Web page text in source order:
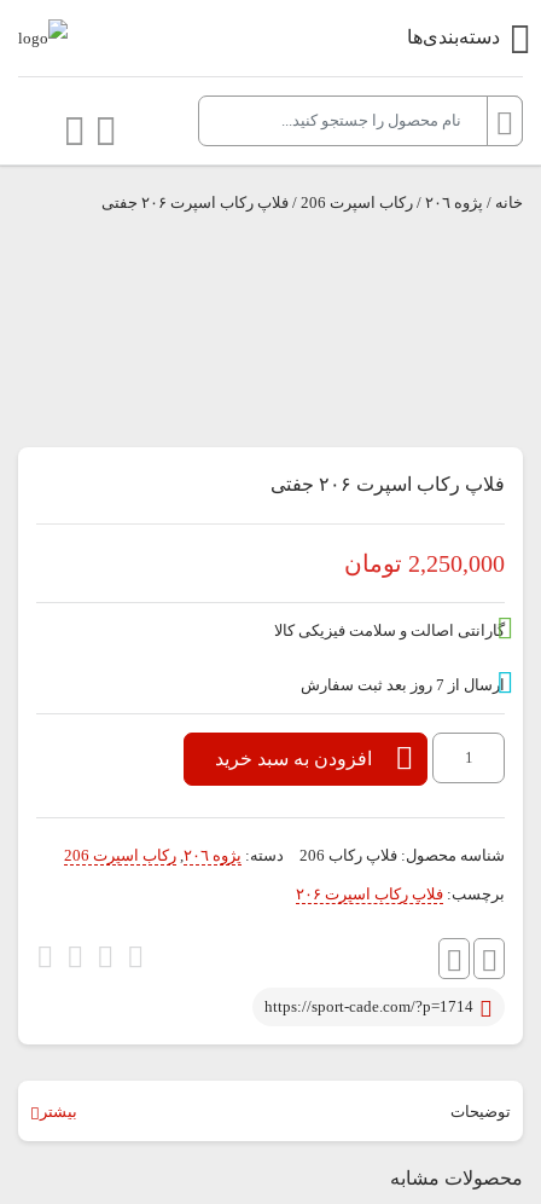
دسته‌بندی‌ها
خانه / پژوه ٢٠٦ / ركاب اسپرت 206 / فلاپ رکاب اسپرت ۲۰۶ جفتی
فلاپ رکاب اسپرت ۲۰۶ جفتی
2,250,000 تومان
گارانتی اصالت و سلامت فیزیکی کالا
ارسال از 7 روز بعد ثبت سفارش
رکاب
۲۰۶
جفتی
عدد
افزودن به سبد خرید
شناسه محصول: فلاپ رکاب 206 دسته: پژوه ٢٠٦ , ركاب اسپرت 206
برچسب: فلاپ رکاب اسپرت ۲۰۶
https://sport-cade.com/?p=1714
توضیحات بیشتر
جنس فایبر گلاس.قابل نصب روی رکاب اصلی.فیت بدنه.نحوه نصب با پرچ.با
محصولات مشابه